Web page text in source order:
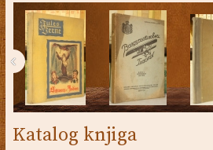
‹
Katalog knjiga